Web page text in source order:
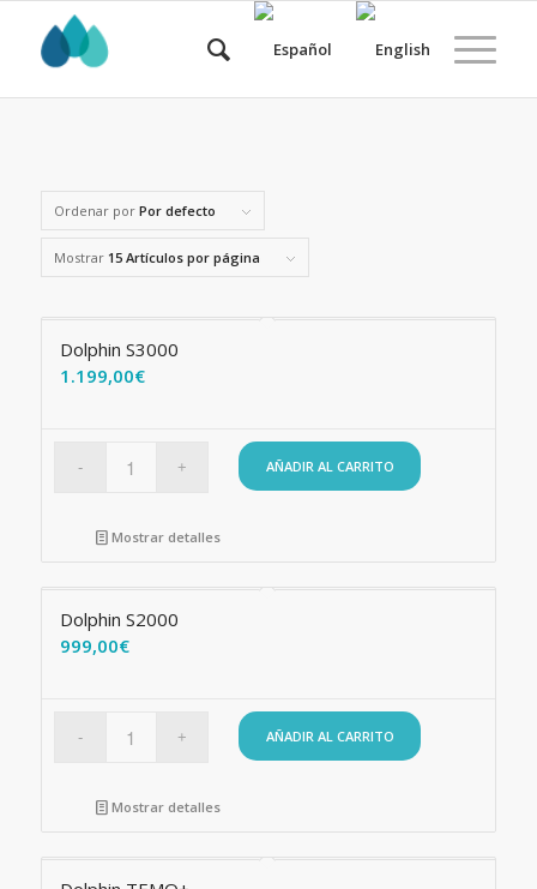
Ordenar por Por defecto
Mostrar 15 Artículos por página
Dolphin S3000
1.199,00€
AÑADIR AL CARRITO
Mostrar detalles
Dolphin S2000
999,00€
AÑADIR AL CARRITO
Mostrar detalles